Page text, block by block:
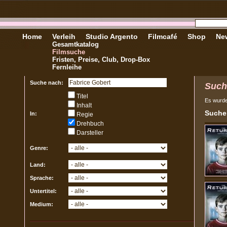
Home Verleih
Gesamtkatalog
Filmsuche
Fristen, Preise, Club, Drop-Box
Fernleihe
Studio Argento Filmcafé Shop
Suche nach:
In:
Titel
Inhalt
Regie
Drehbuch
Darsteller
Genre:
Land:
Sprache:
Untertitel:
Medium:
Es